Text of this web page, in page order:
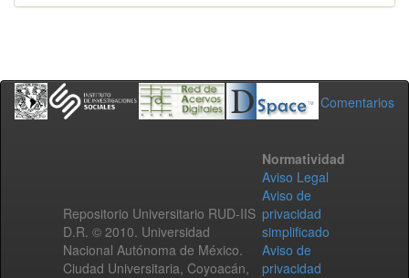
Comentarios
Repositorio Universitario RUD-IIS
D.R. © 2010. Universidad
Nacional Autónoma de México.
Ciudad Universitaria, Coyoacán,
Normatividad
Aviso Legal
Aviso de
privacidad
simplificado
Aviso de
privacidad